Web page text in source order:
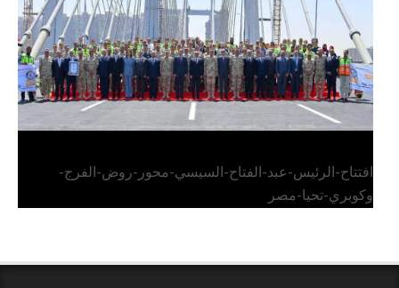
افتتاح-الرئيس-عبد-الفتاح-السيسي-محور-روض-الفرج-
وكوبري-تحيا-مصر